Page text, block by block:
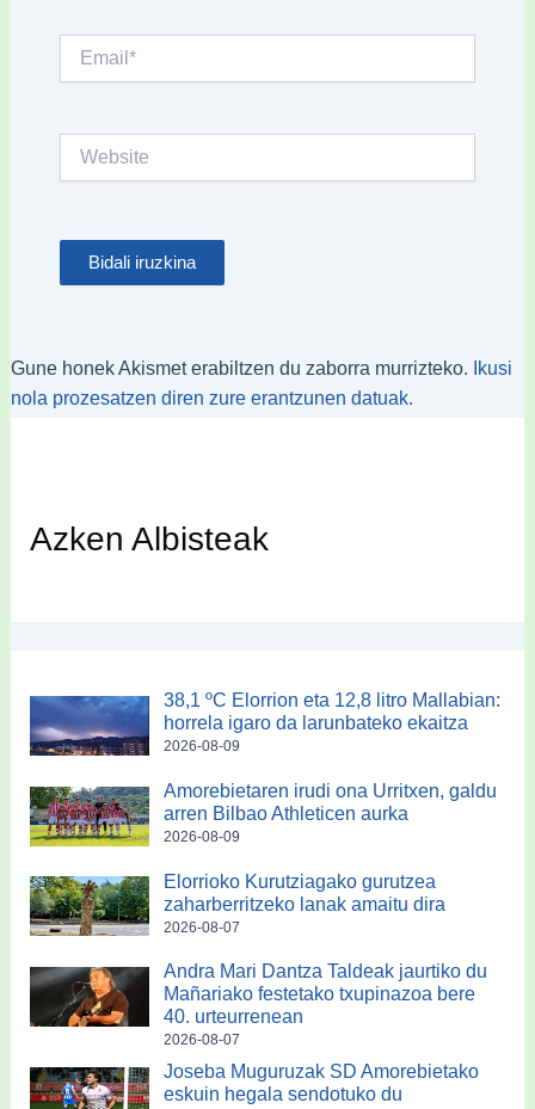
Gune honek Akismet erabiltzen du zaborra murrizteko.
Ikusi
nola prozesatzen diren zure erantzunen datuak.
Azken Albisteak
38,1 ºC Elorrion eta 12,8 litro Mallabian:
horrela igaro da larunbateko ekaitza
2026-08-09
Amorebietaren irudi ona Urritxen, galdu
arren Bilbao Athleticen aurka
2026-08-09
Elorrioko Kurutziagako gurutzea
zaharberritzeko lanak amaitu dira
2026-08-07
Andra Mari Dantza Taldeak jaurtiko du
Mañariako festetako txupinazoa bere
40. urteurrenean
2026-08-07
Joseba Muguruzak SD Amorebietako
eskuin hegala sendotuko du